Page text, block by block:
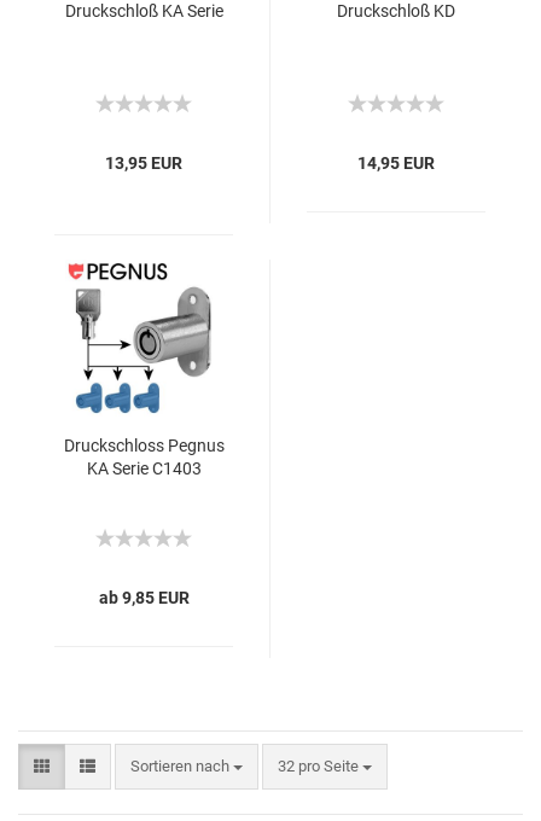
Druckschloß KA Serie
13,95 EUR
Druckschloß KD
14,95 EUR
Druckschloss Pegnus
KA Serie C1403
ab 9,85 EUR
Sortieren nach 32 pro Seite